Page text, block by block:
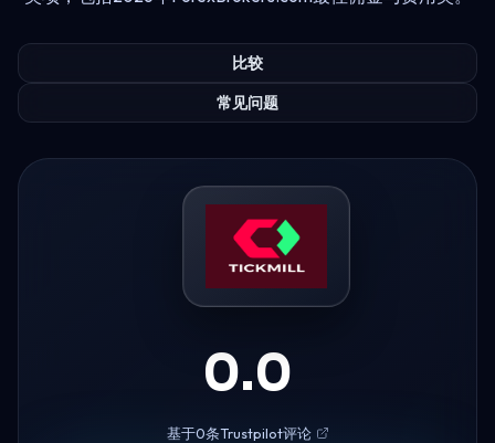
比较
常见问题
0.0
基于0条Trustpilot评论